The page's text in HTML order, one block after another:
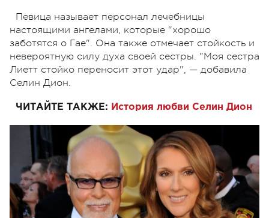
Певица называет персонал лечебницы
настоящими ангелами, которые "хорошо
заботятся о Гае". Она также отмечает стойкость и
невероятную силу духа своей сестры. "Моя сестра
Лиетт стойко переносит этот удар", — добавила
Селин Дион.
ЧИТАЙТЕ ТАКЖЕ: История любви Селин Дион